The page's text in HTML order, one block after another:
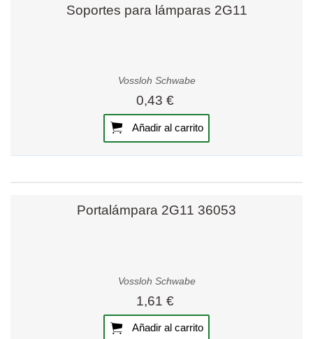
Soportes para lámparas 2G11
Vossloh Schwabe
0,43 €
Añadir al carrito
Portalámpara 2G11 36053
Vossloh Schwabe
1,61 €
Añadir al carrito